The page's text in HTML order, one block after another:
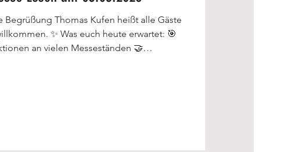
Kufen heißt alle Gäste
heute erwartet: 🎯
an vielen Messeständen 🤝